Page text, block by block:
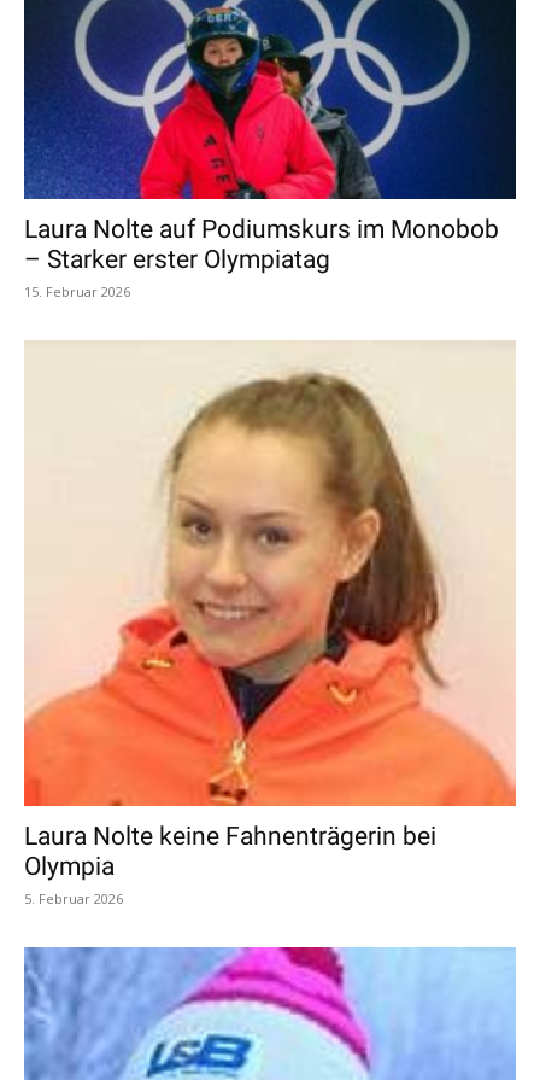
Laura Nolte auf Podiumskurs im Monobob
– Starker erster Olympiatag
15. Februar 2026
Laura Nolte keine Fahnenträgerin bei
Olympia
5. Februar 2026